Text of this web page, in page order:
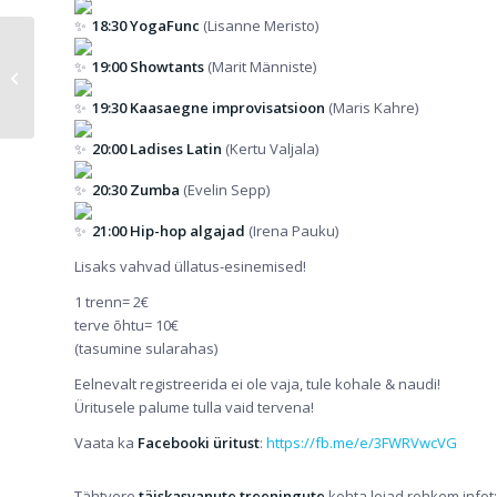
18:30 YogaFunc (Lisanne Meristo)
19:00 Showtants (Marit Männiste)
19:30 Kaasaegne improvisatsioon (Maris Kahre)
20:00 Ladises Latin (Kertu Valjala)
20:30 Zumba (Evelin Sepp)
21:00 Hip-hop algajad (Irena Pauku)
Lisaks vahvad üllatus-esinemised!
1 trenn= 2€
terve õhtu= 10€
(tasumine sularahas)
Eelnevalt registreerida ei ole vaja, tule kohale & naudi!
Üritusele palume tulla vaid tervena!
Vaata ka Facebooki üritust: https://fb.me/e/3FWRVwcVG
Heategevuslik
liikumispäev: Silmad
särama!